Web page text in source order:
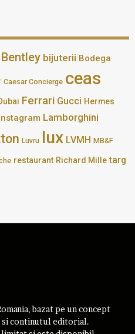
Bentley bijuterii Bodega
Caesar Concierge ceas
Ferrari Gucci Hermes
Lamborghini
Luvru lux LVMH MB&F
restaurant Richard Mille targ
bazat pe un concept
si continutul editorial.